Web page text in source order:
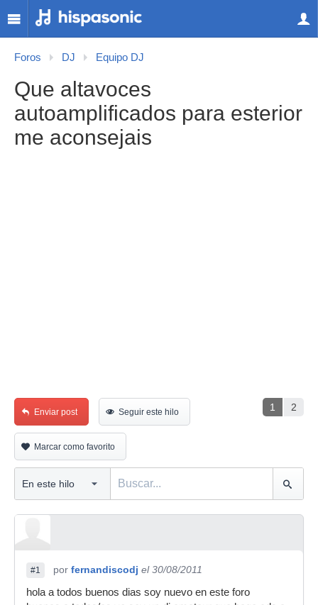
Foros DJ Equipo DJ
Que altavoces
autoamplificados para esterior
me aconsejais
1 2
Enviar post Seguir este hilo
Marcar como favorito
#1 por fernandiscodj el 30/08/2011
hola a todos buenos dias soy nuevo en este foro